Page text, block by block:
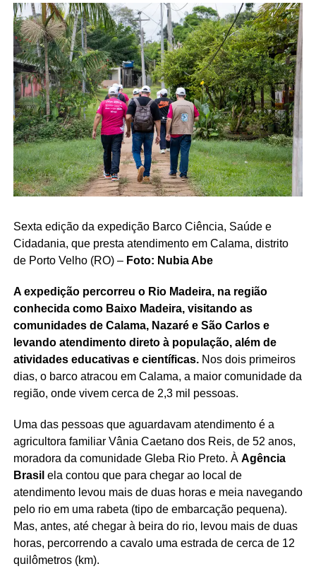
Sexta edição da expedição Barco Ciência, Saúde e
Cidadania, que presta atendimento em Calama, distrito
de Porto Velho (RO) – Foto: Nubia Abe
A expedição percorreu o Rio Madeira, na região
conhecida como Baixo Madeira, visitando as
comunidades de Calama, Nazaré e São Carlos e
levando atendimento direto à população, além de
atividades educativas e científicas.Nos dois primeiros
dias, o barco atracou em Calama, a maior comunidade da
região, onde vivem cerca de 2,3 mil pessoas.
Uma das pessoas que aguardavam atendimento é a
agricultora familiar Vânia Caetano dos Reis, de 52 anos,
moradora da comunidade Gleba Rio Preto. À Agência
Brasil ela contou que para chegar ao local de
atendimento levou mais de duas horas e meia navegando
pelo rio em uma rabeta (tipo de embarcação pequena).
Mas, antes, até chegar à beira do rio, levou mais de duas
horas, percorrendo a cavalo uma estrada de cerca de 12
quilômetros (km).